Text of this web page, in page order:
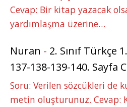
Cevap: Bir kitap yazacak
yardımlaşma üzerine…
Nuran - 2. Sınıf Türkçe
137-138-139-140. Sayfa
Soru: Verilen sözcükleri de
metin oluşturunuz. Cevap: